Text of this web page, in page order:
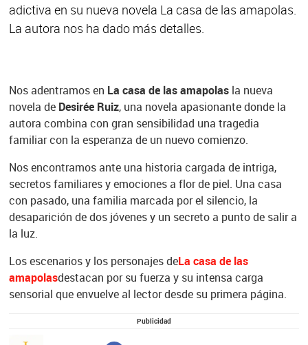
adictiva en su nueva novela La casa de las amapolas.
La autora nos ha dado más detalles.
Nos adentramos en La casa de las amapolas la nueva
novela de Desirée Ruiz, una novela apasionante donde la
autora combina con gran sensibilidad una tragedia
familiar con la esperanza de un nuevo comienzo.
Nos encontramos ante una historia cargada de intriga,
secretos familiares y emociones a flor de piel. Una casa
con pasado, una familia marcada por el silencio, la
desaparición de dos jóvenes y un secreto a punto de salir a
la luz.
Los escenarios y los personajes deLa casa de las
amapolasdestacan por su fuerza y su intensa carga
sensorial que envuelve al lector desde su primera página.
Publicidad